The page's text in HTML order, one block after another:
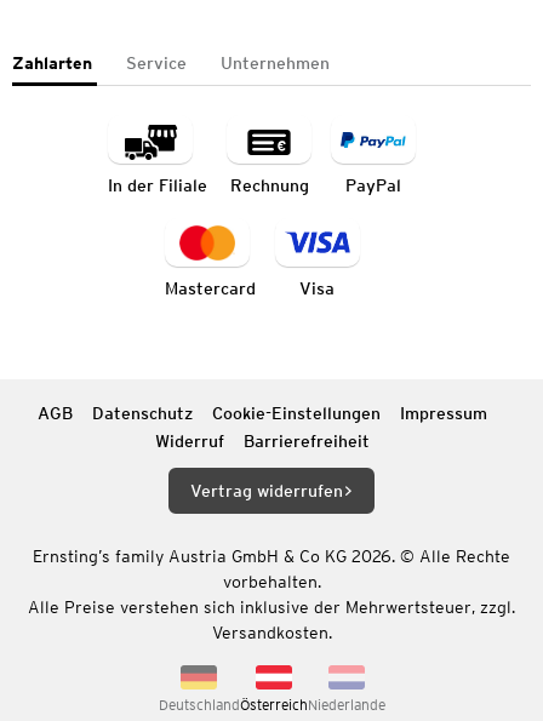
Zahlarten Service Unternehmen
In der Filiale Rechnung PayPal
Mastercard Visa
AGB Datenschutz Cookie-Einstellungen
Impressum
Widerruf
Barrierefreiheit
Vertrag widerrufen
Ernsting’s family Austria GmbH & Co KG 2026. © Alle Rechte
vorbehalten.
Alle Preise verstehen sich inklusive der Mehrwertsteuer, zzgl.
Versandkosten.
DeutschlandÖsterreichNiederlande